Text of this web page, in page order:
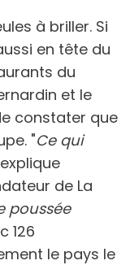
à briller. Si
en tête du
du
et le
constater que
"Ce qui
de La
poussée
126
le pays le